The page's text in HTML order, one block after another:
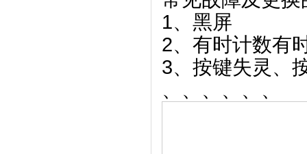
1、黑屏
2、有时计数有
3、按键失灵、
、、、、、、